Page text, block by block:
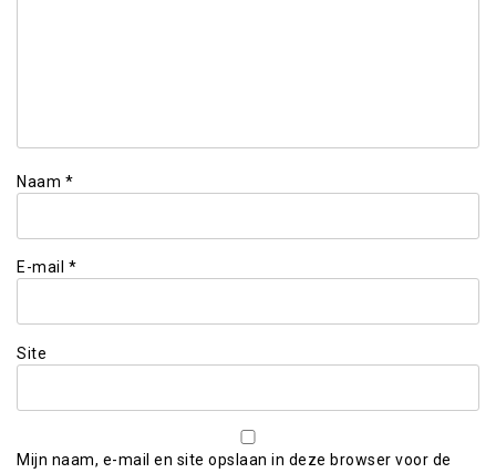
Naam *
E-mail *
Site
Mijn naam, e-mail en site opslaan in deze browser voor de